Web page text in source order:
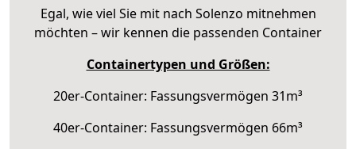
Egal, wie viel Sie mit nach Solenzo mitnehmen
möchten – wir kennen die passenden Container
Containertypen und Größen:
20er-Container: Fassungsvermögen 31m³
40er-Container: Fassungsvermögen 66m³